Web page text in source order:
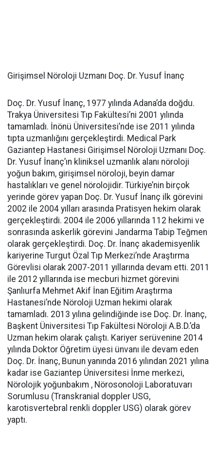
Girişimsel Nöroloji Uzmanı Doç. Dr. Yusuf İnanç
Doç. Dr. Yusuf İnanç, 1977 yılında Adana’da doğdu.
Trakya Üniversitesi Tıp Fakültesi’ni 2001 yılında
tamamladı. İnönü Üniversitesi’nde ise 2011 yılında
tıpta uzmanlığını gerçekleştirdi. Medical Park
Gaziantep Hastanesi Girişimsel Nöroloji Uzmanı Doç.
Dr. Yusuf İnanç’ın kliniksel uzmanlık alanı nöroloji
yoğun bakım, girişimsel nöroloji, beyin damar
hastalıkları ve genel nörolojidir. Türkiye’nin birçok
yerinde görev yapan Doç. Dr. Yusuf İnanç ilk görevini
2002 ile 2004 yılları arasında Pratisyen hekim olarak
gerçekleştirdi. 2004 ile 2006 yıllarında 112 hekimi ve
sonrasında askerlik görevini Jandarma Tabip Teğmen
olarak gerçekleştirdi. Doç. Dr. İnanç akademisyenlik
kariyerine Turgut Özal Tıp Merkezi’nde Araştırma
Görevlisi olarak 2007-2011 yıllarında devam etti. 2011
ile 2012 yıllarında ise mecburi hizmet görevini
Şanlıurfa Mehmet Akif İnan Eğitim Araştırma
Hastanesi’nde Nöroloji Uzman hekimi olarak
tamamladı. 2013 yılına gelindiğinde ise Doç. Dr. İnanç,
Başkent Üniversitesi Tıp Fakültesi Nöroloji A.B.D.’da
Uzman hekim olarak çalıştı. Kariyer serüvenine 2014
yılında Doktor Öğretim üyesi ünvanı ile devam eden
Doç. Dr. İnanç, Bunun yanında 2016 yılından 2021 yılına
kadar ise Gaziantep Üniversitesi İnme merkezi,
Nörolojik yoğunbakım , Nörosonoloji Laboratuvarı
Sorumlusu (Transkranial doppler USG,
karotisvertebral renkli doppler USG) olarak görev
yaptı.